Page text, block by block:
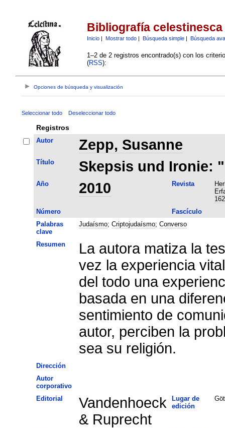
Bibliografía celestinesca
Inicio| Mostrar todo| Búsqueda simple| Búsqueda
1–2 de 2 registros encontrado(s) con los
(RSS):
Opciones de búsqueda y visualización
Seleccionar todo Deseleccionar todo
Registros
Autor Zepp, Susanne
Título Skepsis und Ironie:
Año 2010 Revista
Número
Fascículo
Palabras
clave
Judaísmo; Criptojudaísmo; Converso
Resumen
La autora matiza la
vez la experiencia
del todo una
basada en una
sentimiento de
autor, perciben la
sea su religión.
Dirección
Autor
corporativo
Editorial
Vandenhoeck
& Ruprecht
Lugar de
edición